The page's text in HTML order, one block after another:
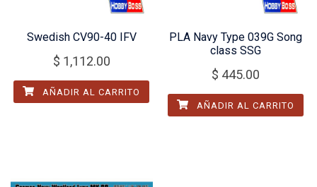
Swedish CV90-40 IFV
$ 1,112.00
AÑADIR AL CARRITO
PLA Navy Type 039G Song
class SSG
$ 445.00
AÑADIR AL CARRITO